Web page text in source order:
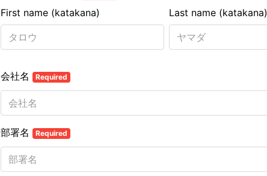
Last name (katakana)
First name (katakana)
会社名 Required
部署名 Required